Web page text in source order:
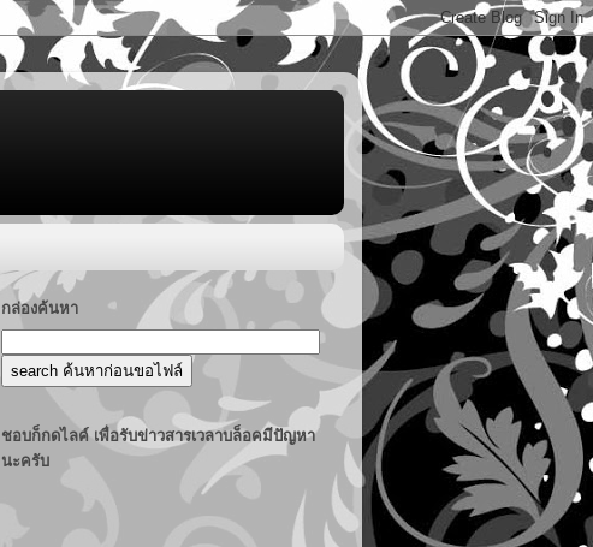
กล่องค้นหา
ชอบก็กดไลค์ เพื่อรับข่าวสารเวลาบล็อคมีปัญหา
นะครับ